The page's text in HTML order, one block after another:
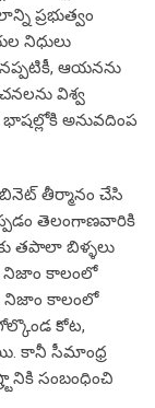
ప్రభుత్వం
నిధులు
ఆయనను
విశ్వ
అనువదింప
తీర్మానం చేసి
తెలంగాణవారికి
తపాలా బిళ్ళలు
నిజాం కాలంలో
నిజాం కాలంలో
కోట,
కానీ సీమాంధ్ర
సంబంధించి